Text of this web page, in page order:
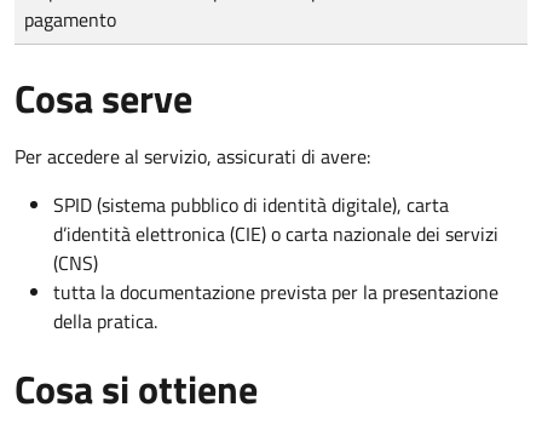
pagamento
Cosa serve
Per accedere al servizio, assicurati di avere:
SPID (sistema pubblico di identità digitale), carta
d’identità elettronica (CIE) o carta nazionale dei servizi
(CNS)
tutta la documentazione prevista per la presentazione
della pratica.
Cosa si ottiene